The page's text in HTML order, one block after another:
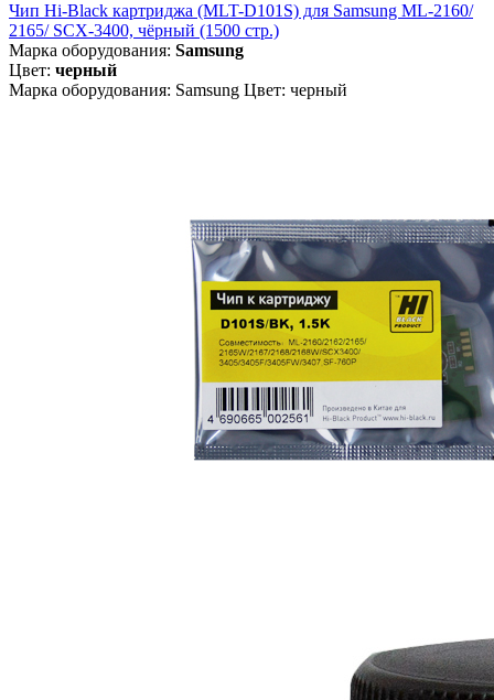
Чип Hi-Black картриджа (MLT-D101S) для Samsung ML-2160/
2165/ SCX-3400, чёрный (1500 стр.)
Марка оборудования: Samsung
Цвет: черный
Марка оборудования: Samsung Цвет: черный